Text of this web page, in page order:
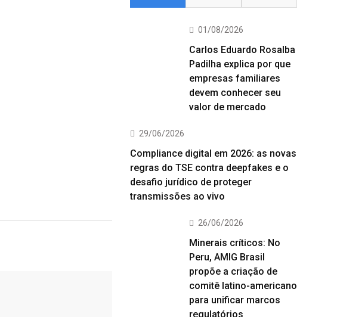
01/08/2026
Carlos Eduardo Rosalba
Padilha explica por que
empresas familiares
devem conhecer seu
valor de mercado
29/06/2026
Compliance digital em 2026: as novas
regras do TSE contra deepfakes e o
desafio jurídico de proteger
transmissões ao vivo
26/06/2026
Minerais críticos: No
Peru, AMIG Brasil
propõe a criação de
comitê latino-americano
para unificar marcos
regulatórios